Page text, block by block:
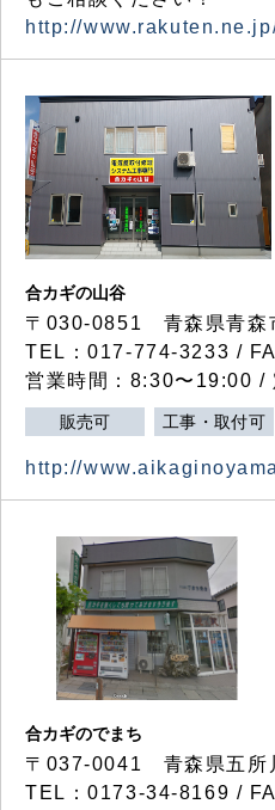
http://
合カギの山谷
〒030-0851 青森県青森
TEL：017-774-3233 /
営業時間：8:30〜19:00 /
販売可 工事・取付可
http://
合カギのでまち
〒037-0041 青森県五所
TEL：0173-34-8169 /